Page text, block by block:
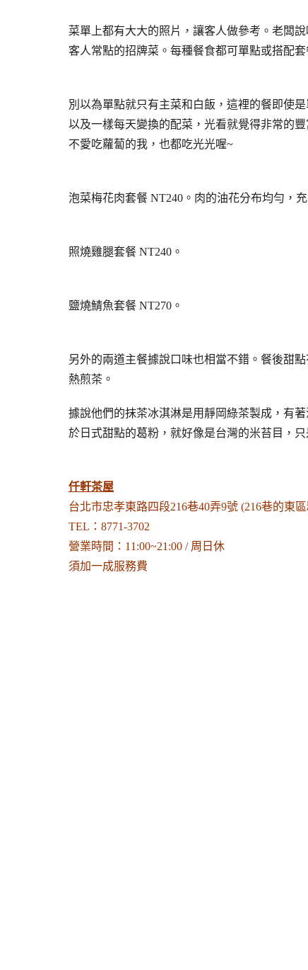
菜單上都有大大的照片，讓客人做參考。老闆
客人常點的招牌菜。每種餐食都可單點或搭配
別以為單點就只有主菜和白飯，這裡的餐即使
以及一樣每天變換的配菜，光看就覺得非常的
不愛吃蘿蔔的我，也都吃光光喔~
泡菜梅花肉套餐 NT240。肉的油花分布均勻，
照燒雞腿套餐 NT240。
鹽燒鯖魚套餐 NT270。
另外的兩道主餐據說口味也相當不錯。餐後甜
熱煎茶。
據說他們的抹茶冰淇淋是用靜岡綠茶製成，有
於日式甜點的葛粉，就好像是台灣的米苔目，
仟軒茶屋
台北市忠孝東路四段216巷40弄9號 (216巷的東
TEL：8771-3702
營業時間：11:00~21:00 / 周日休
須加一成服務費